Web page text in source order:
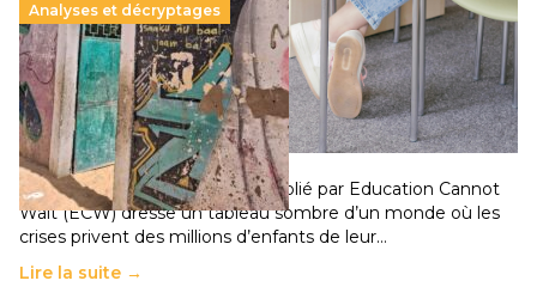
Analyses et décryptages
258 millions d’enfants victimes de la guerre, des
chocs climatiques et des déplacements de
population
11 juillet 2026- National
Un nouveau rapport mondial publié par Education Cannot
Wait (ECW) dresse un tableau sombre d’un monde où les
crises privent des millions d’enfants de leur…
Lire la suite →